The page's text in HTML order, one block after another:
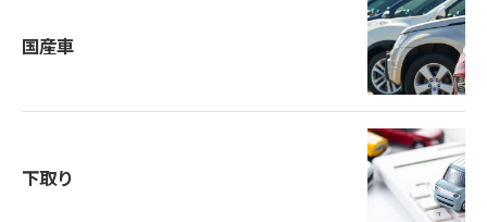
国産車
下取り